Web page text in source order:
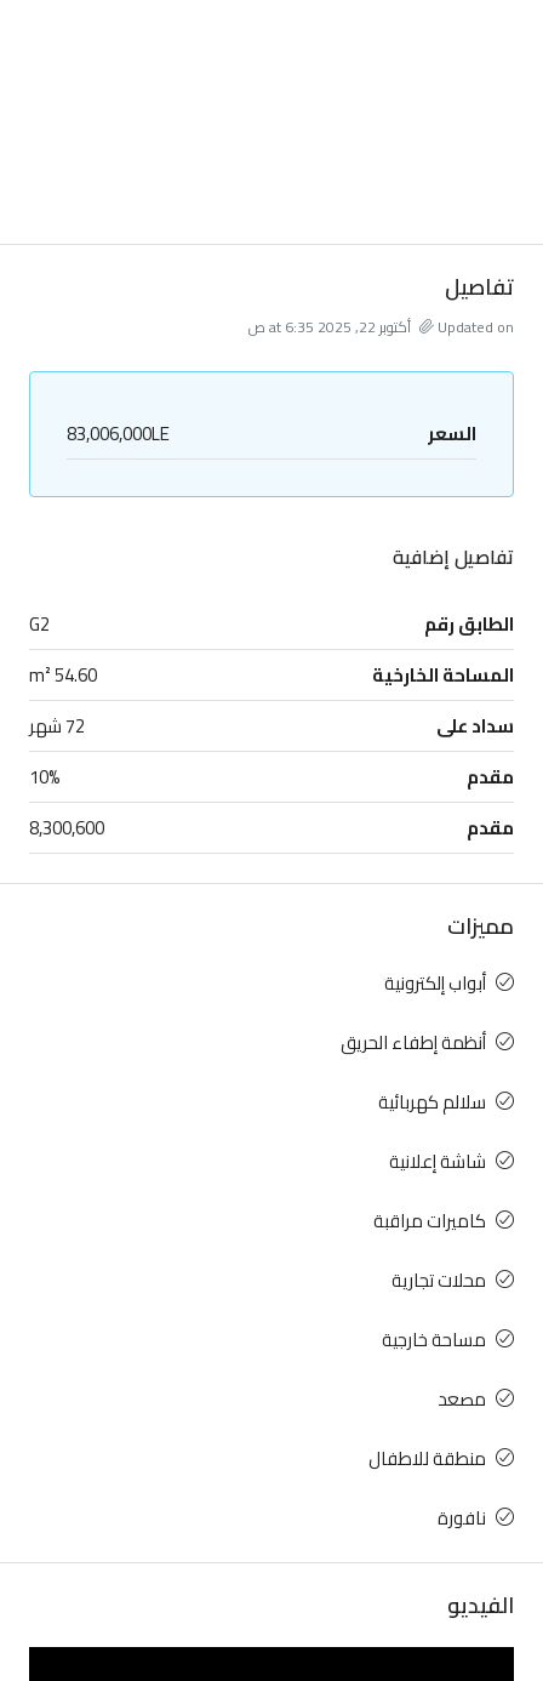
تفاصيل
Updated on أكتوبر 22, 2025 at 6:35 ص
السعر 83,006,000LE
تفاصيل إضافية
الطابق رقم
G2
المساحة الخارخية
54.60 m²
سداد على
72 شهر
مقدم
10%
مقدم
8,300,600
مميزات
أبواب إلكترونية
أنظمة إطفاء الحريق
سلالم كهربائية
شاشة إعلانية
كاميرات مراقبة
محلات تجارية
مساحة خارجية
مصعد
منطقة للاطفال
نافورة
الفيديو